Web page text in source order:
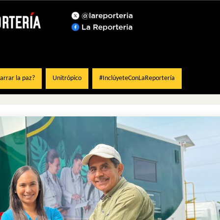
la paz? Unitrópico #InclúyeteConLaReportería